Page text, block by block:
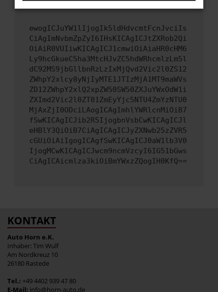
ewogICJuYW1lIjogIk5ldHdvcmtFcnJvciIs
CiAgImNvbmZpZyI6IHsKICAgICJtZXRob2Qi
OiAiR0VUIiwKICAgICJ1cmwiOiAiaHR0cHM6
Ly9hcGkueC5ha3MtcHJvZC5hdWRhcmlzLm5l
dC92MS9jbGllbnRzLzIxMjQvd2Vic2l0ZS12
ZWhpY2xlcy8yNjIyMTE1JTIzMjA1MT9maWVs
ZD12ZWhpY2xlQ2xpZW50SW50ZXJuYWxOdW1i
ZXImd2Vic2l0ZT01ZmEyYjc5NTU4ZmYzNTU0
MjAxZjI0ODciLAogICAgImhlYWRlcnMiOiB7
fSwKICAgICJib2R5IjogbnVsbCwKICAgICJl
eHBlY3QiOiB7CiAgICAgICJyZXNwb25zZVR5
cGUiOiAiIgogICAgfSwKICAgICJ0aW1lb3V0
IjogMCwKICAgICJwcm9ncmVzcyI6IG51bGws
CiAgICAicmlza3kiOiBmYWxzZQogIH0KfQ==
KONTAKT
Auto Horn e.K.
Inhaber: Tim Wulf
Am Nordkreuz 10
26180 Rastede
Tel.: +49 4402 939 47 80
E-Mail: info@horn-auto.de